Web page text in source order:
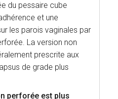
du pessaire cube
et une
les parois vaginales par
La version non
prescrite aux
de grade plus
perforée est plus